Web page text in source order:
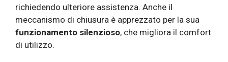
richiedendo ulteriore assistenza. Anche il
meccanismo di chiusura è apprezzato per la sua
funzionamento silenzioso, che migliora il comfort
di utilizzo.